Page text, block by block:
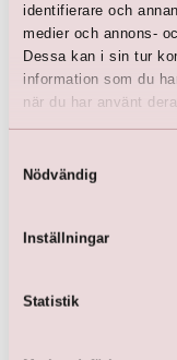
identifierare och
medier och annons-
Dessa kan i sin tur
information som du
när du har använt
Nödvändig
Inställningar
Statistik
V-
kr